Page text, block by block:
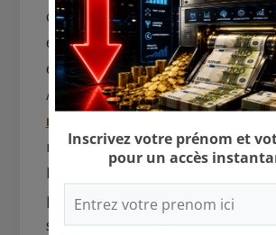
obtenir un boulot bien payé ou
entreprise, vivre de manière
économiser ses sous. Facile non ?
Alors, vous vous demandiez
millionnaire
réponse!
propose davantage une analyse en
statistiques sur le millionnaire